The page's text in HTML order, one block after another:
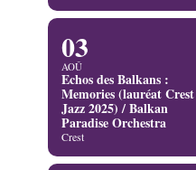
03
AOÛ
Echos des Balkans :
Memories (lauréat Crest
Jazz 2025) / Balkan
Paradise Orchestra
Crest